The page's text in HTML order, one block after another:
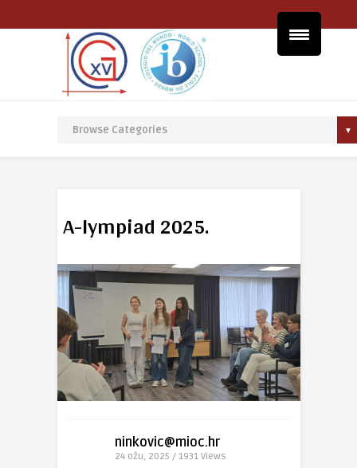
A-lympiad 2025.
ninkovic@mioc.hr
24 ožu, 2025 / 1931 Views